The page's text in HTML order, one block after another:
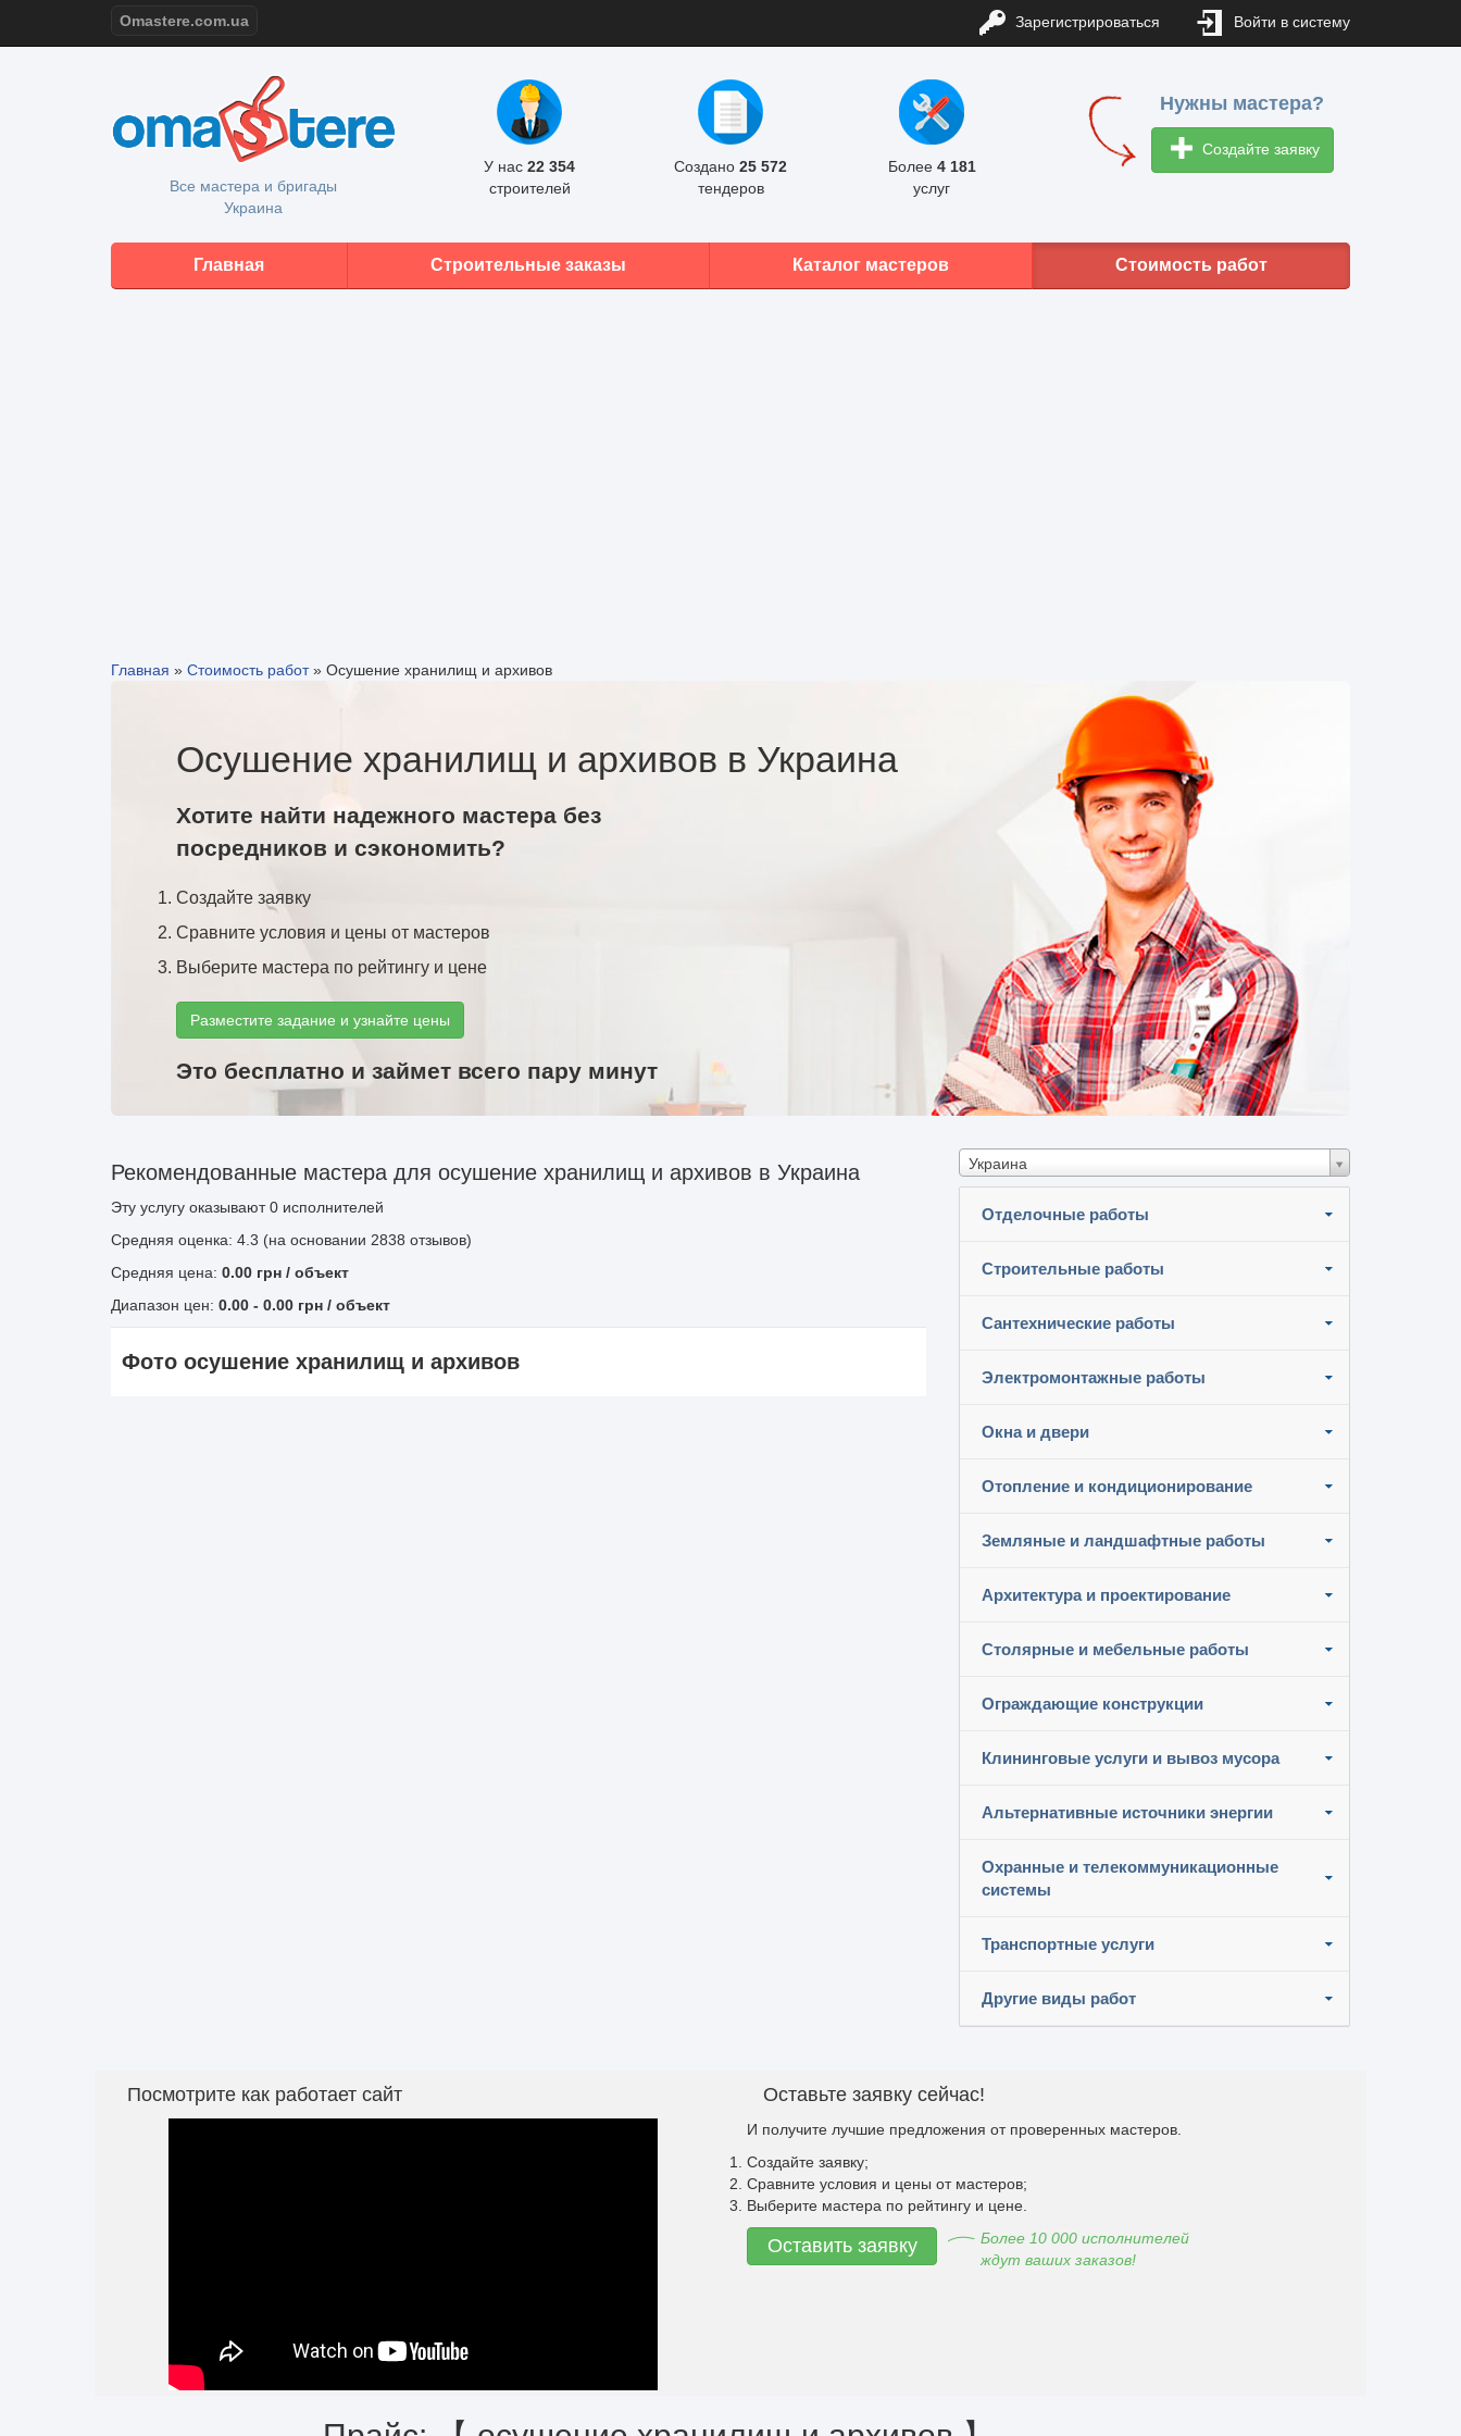
Omastere.com.ua Зарегистрироваться Войти в систему
Все мастера и бригады
Украина
У нас 22 354
строителей
Создано 25 572
тендеров
Более 4 181
услуг
Нужны мастера?
Создайте заявку
Главная Строительные заказы Каталог мастеров Стоимость работ
Главная » Стоимость работ» Осушение хранилищ и архивов
Осушение хранилищ и архивов в Украина
Хотите найти надежного мастера без
посредников и сэкономить?
Создайте заявку
Сравните условия и цены от мастеров
Выберите мастера по рейтингу и цене
Разместите задание и узнайте цены
Это бесплатно и займет всего пару минут
Украина
Отделочные работы
Строительные работы
Сантехнические работы
Электромонтажные работы
Окна и двери
Отопление и кондиционирование
Земляные и ландшафтные работы
Архитектура и проектирование
Столярные и мебельные работы
Ограждающие конструкции
Клининговые услуги и вывоз мусора
Альтернативные источники энергии
Охранные и телекоммуникационные
системы
Транспортные услуги
Другие виды работ
Рекомендованные мастера для осушение хранилищ и архивов в Украина
Эту услугу оказывают0 исполнителей
Средняя оценка: 4.3 (на основании 2838 отзывов)
Средняя цена: 0.00 грн / объект
Диапазон цен: 0.00 - 0.00 грн / объект
Фото осушение хранилищ и архивов
Посмотрите как работает сайт Оставьте заявку сейчас!
И получите лучшие предложения от проверенных мастеров.
Создайте заявку;
Сравните условия и цены от мастеров;
Выберите мастера по рейтингу и цене.
Оставить заявку
Более 10 000 исполнителей
ждут ваших заказов!